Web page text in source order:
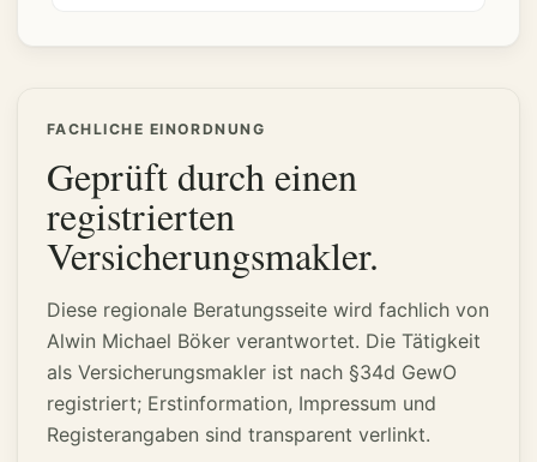
FACHLICHE EINORDNUNG
Geprüft durch einen
registrierten
Versicherungsmakler.
Diese regionale Beratungsseite wird fachlich von
Alwin Michael Böker verantwortet. Die Tätigkeit
als Versicherungsmakler ist nach §34d GewO
registriert; Erstinformation, Impressum und
Registerangaben sind transparent verlinkt.